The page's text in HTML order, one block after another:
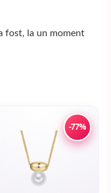
fost, la un moment
-77%